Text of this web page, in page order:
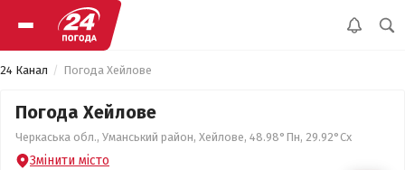
24 Канал Погода Хейлове
Погода Хейлове
Черкаська обл., Уманський район, Хейлове, 48.98°Пн, 29.92°Сх
Змінити місто